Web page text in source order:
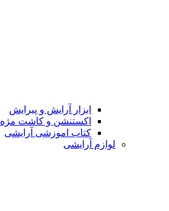
ابزار آرایش و پیرایش
اکستنشن و کاشت مژه
کتاب اموزشی آرایشی
لوازم آرایشی